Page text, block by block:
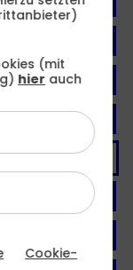
(mit
hier auch
Cookie-